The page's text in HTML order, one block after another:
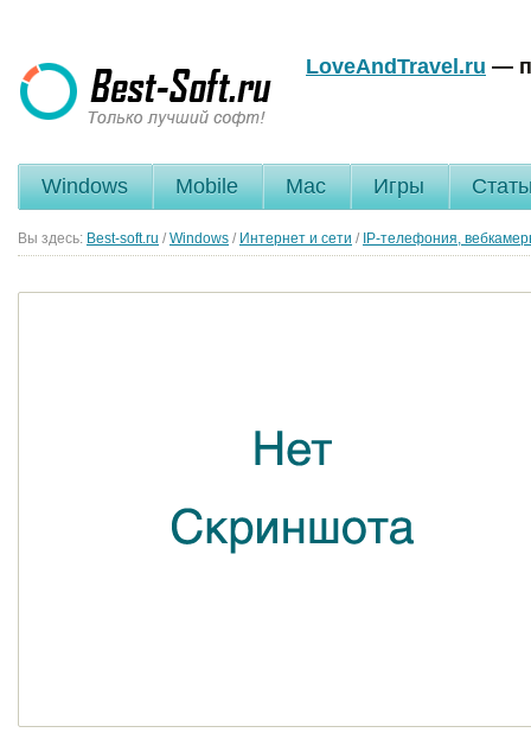
LoveAndTravel.ru —
Windows Mobile Mac Игры
Вы здесь: Best-soft.ru / Windows / Интернет и сети / IP-телефония,